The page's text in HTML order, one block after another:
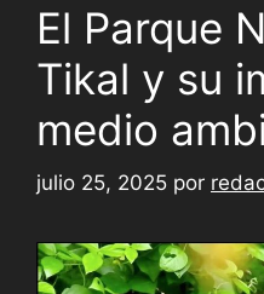
El Parque
Tikal y su
medio
julio 25, 2025 por